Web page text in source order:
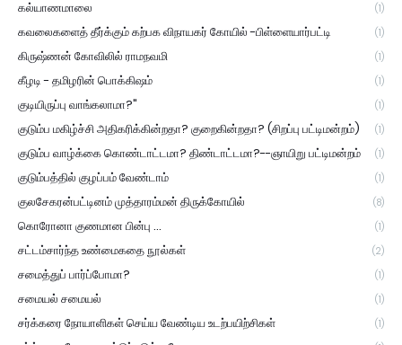
கல்யாணமாலை (1)
கவலைகளைத் தீர்க்கும் கற்பக விநாயகர் கோயில் -பிள்ளையார்பட்டி (1)
கிருஷ்ணன் கோவிலில் ராமநவமி (1)
கீழடி - தமிழரின் பொக்கிஷம் (1)
குடியிருப்பு வாங்கலாமா?" (1)
குடும்ப மகிழ்ச்சி அதிகரிக்கின்றதா? குறைகின்றதா? (சிறப்பு பட்டிமன்றம்) (1)
குடும்ப வாழ்க்கை கொண்டாட்டமா? திண்டாட்டமா?--ஞாயிறு பட்டிமன்றம் (1)
குடும்பத்தில் குழப்பம் வேண்டாம் (1)
குலசேகரன்பட்டினம் முத்தாரம்மன் திருக்கோயில் (8)
கொரோனா குணமான பின்பு ... (1)
சட்டம்சார்ந்த உண்மைகதை நூல்கள் (2)
சமைத்துப் பார்ப்போமா? (1)
சமையல் சமையல் (1)
சர்க்கரை நோயாளிகள் செய்ய வேண்டிய உடற்பயிற்சிகள் (1)